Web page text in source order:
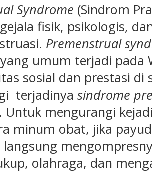
Syndrome (Sindrom
fisik, psikologis,
Premenstrual
umum terjadi pada
sosial dan prestasi di
terjadinya sindrome
Untuk mengurangi
minum obat, jika
olahraga, dan